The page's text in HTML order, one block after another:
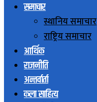
समाचार
स्थानिय समाचार
राष्ट्रिय समाचार
आर्थिक
राजनीति
अन्तर्वार्ता
कला साहित्य